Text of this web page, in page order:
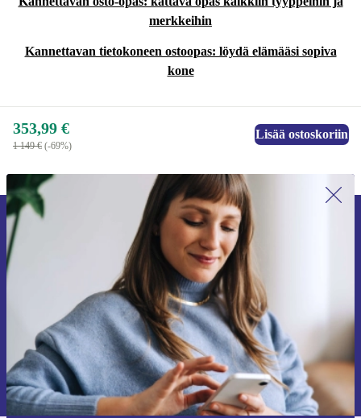
merkkeihin
Kannettavan tietokoneen ostoopas: löydä elämääsi sopiva
kone
353,99 €
1 149 € (-69%)
Lisää ostoskoriin
Liity ensimmäistä kertaa uutiskirjeen
tilaajaksi ja säästä 15 €!
Älä missaa enää yhtäkään tarjousta.
Pyydä etukuponki
Lisätietoja henkilötietojen käytöstä löydättietosuojaselosteestamme.